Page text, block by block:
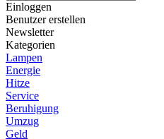
Einloggen
Benutzer erstellen
Newsletter
Kategorien
Lampen
Energie
Hitze
Service
Beruhigung
Umzug
Geld